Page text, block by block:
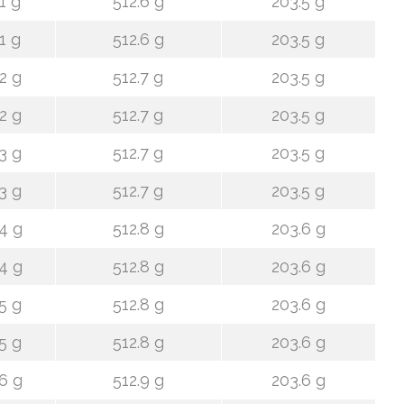
g
512.6 g
203.5 g
g
512.7 g
203.5 g
g
512.7 g
203.5 g
g
512.7 g
203.5 g
g
512.7 g
203.5 g
g
512.8 g
203.6 g
g
512.8 g
203.6 g
g
512.8 g
203.6 g
g
512.8 g
203.6 g
g
512.9 g 203.6 g